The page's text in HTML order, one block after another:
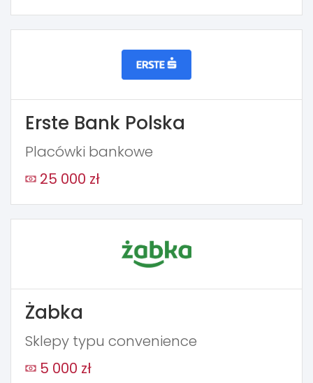
Erste Bank Polska
Placówki bankowe
25 000 zł
Żabka
Sklepy typu convenience
5 000 zł